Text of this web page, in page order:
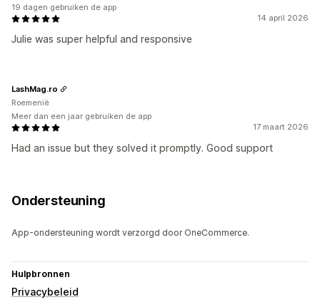
14 april 2026
Julie was super helpful and responsive
19 dagen gebruiken de app
17 maart 2026
Had an issue but they solved it promptly. Good support
LashMag.ro
Roemenië
Meer dan een jaar gebruiken de app
Ondersteuning
App-ondersteuning wordt verzorgd door OneCommerce.
Hulpbronnen
Privacybeleid